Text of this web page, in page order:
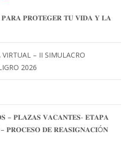
𝐏𝐑𝐎𝐓𝐄𝐆𝐄𝐑 𝐓𝐔 𝐕𝐈𝐃𝐀 𝐘 𝐋𝐀
– II SIMULACRO
2026
– 𝐏𝐋𝐀𝐙𝐀𝐒 𝐕𝐀𝐂𝐀𝐍𝐓𝐄𝐒- 𝐄𝐓𝐀𝐏𝐀
𝐏𝐑𝐎𝐂𝐄𝐒𝐎 𝐃𝐄 𝐑𝐄𝐀𝐒𝐈𝐆𝐍𝐀𝐂𝐈Ó𝐍